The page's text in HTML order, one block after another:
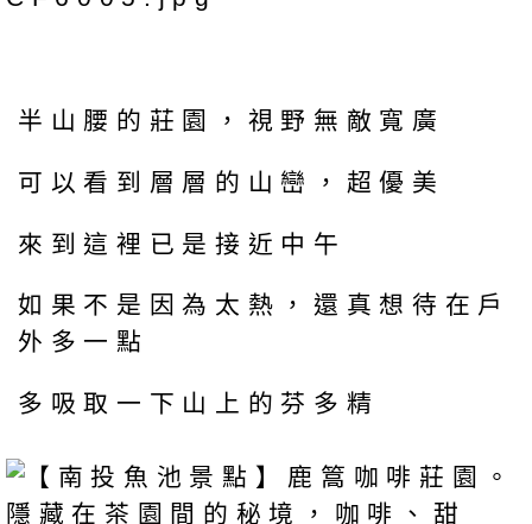
半山腰的莊園，視野無敵寬廣
可以看到層層的山巒，超優美
來到這裡已是接近中午
如果不是因為太熱，還真想待在戶
外多一點
多吸取一下山上的芬多精